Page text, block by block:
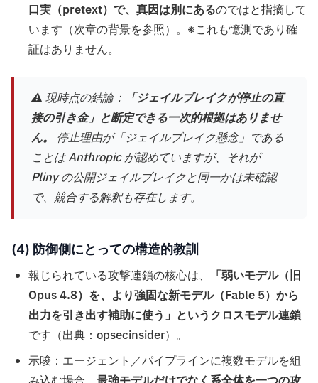
口実（pretext）で、真因は別にあるのではと指摘して
います（次章の背景を参照）。※これも憶測であり確
証はありません。
⚠️ 現時点の結論：
「ジェイルブレイクが停止の直
接の引き金」と断定できる一次的根拠はありませ
ん。
停止理由が「ジェイルブレイク懸念」である
ことは Anthropic が認めていますが、それが
Pliny の公開ジェイルブレイクと同一かは未確認
で、競合する解釈も存在します。
(4) 防御側にとっての構造的教訓
報じられている攻撃連鎖の核心は、
「弱いモデル（旧
Opus 4.8）を、より強固な新モデル（Fable 5）から
出力を引き出す補助に使う」というクロスモデル連鎖
です（出典：opsecinsider）。
示唆：エージェント／パイプラインに複数モデルを組